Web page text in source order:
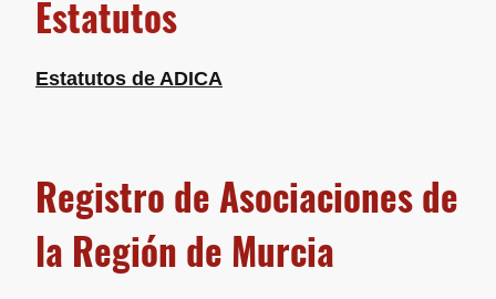
Estatutos
Estatutos de ADICA
Registro de Asociaciones de
la Región de Murcia